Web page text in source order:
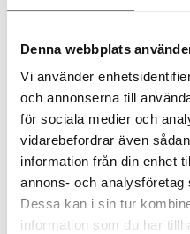
Denna webbplats
Vi använder
och annonserna till
för sociala medier och
vidarebefordrar även
information från din enhet
annons- och
Dessa kan i sin tur
information som du har
cm
7 220
Betygsatt
5.00
av 5